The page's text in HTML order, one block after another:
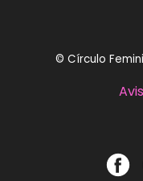
© Círculo